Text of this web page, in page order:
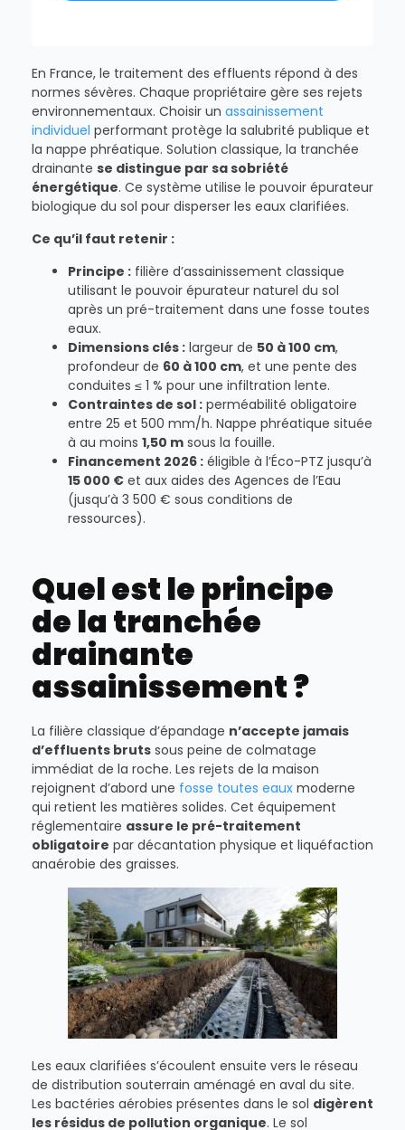
En France, le traitement des effluents répond à des
normes sévères. Chaque propriétaire gère ses rejets
environnementaux. Choisir un assainissement
individuel performant protège la salubrité publique et
la nappe phréatique. Solution classique, la tranchée
drainante se distingue par sa sobriété
énergétique. Ce système utilise le pouvoir épurateur
biologique du sol pour disperser les eaux clarifiées.
Ce qu’il faut retenir :
Principe : filière d’assainissement classique
utilisant le pouvoir épurateur naturel du sol
après un pré-traitement dans une fosse toutes
eaux.
Dimensions clés : largeur de 50 à 100 cm,
profondeur de 60 à 100 cm, et une pente des
conduites ≤ 1 % pour une infiltration lente.
Contraintes de sol : perméabilité obligatoire
entre 25 et 500 mm/h. Nappe phréatique située
à au moins 1,50 m sous la fouille.
Financement 2026 : éligible à l’Éco-PTZ jusqu’à
15 000 € et aux aides des Agences de l’Eau
(jusqu’à 3 500 € sous conditions de
ressources).
Quel est le principe
de la tranchée
drainante
assainissement ?
La filière classique d’épandage n’accepte jamais
d’effluents bruts sous peine de colmatage
immédiat de la roche. Les rejets de la maison
rejoignent d’abord une fosse toutes eaux moderne
qui retient les matières solides. Cet équipement
réglementaire assure le pré-traitement
obligatoire par décantation physique et liquéfaction
anaérobie des graisses.
Les eaux clarifiées s’écoulent ensuite vers le réseau
de distribution souterrain aménagé en aval du site.
Les bactéries aérobies présentes dans le sol digèrent
les résidus de pollution organique. Le sol